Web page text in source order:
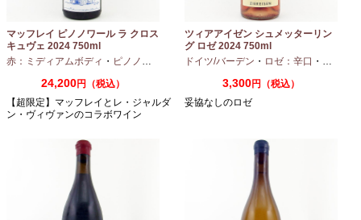
マッフレイ ピノノワール ラ クロス
キュヴェ 2024 750ml
赤：ミディアムボディ ・ ピノノワール
24,200円（税込）
【超限定】マッフレイとレ・ジャルダ
ン・ヴィヴァンのコラボワイン
ツィアアイゼン シュメッターリン
グ ロゼ 2024 750ml
ドイツ/バーデン ・ ロゼ：辛口 ・ ピノノ
3,300円（税込）
妥協なしのロゼ